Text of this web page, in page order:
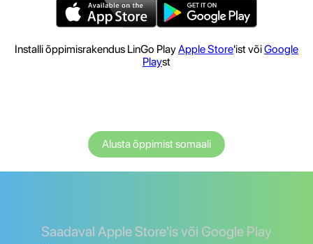
Installi õppimisrakendus LinGo PlayApple Store'ist võiGoogle
Playst
Alusta õppimist somaali
Saadaval Apple Store'is või Google Play